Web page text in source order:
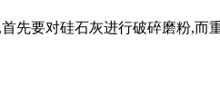
先要对硅石灰进行破碎磨粉,而